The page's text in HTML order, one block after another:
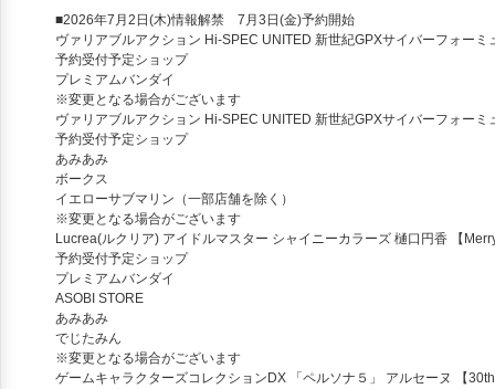
■2026年7月2日(木)情報解禁 7月3日(金)予約開始
ヴァリアブルアクション Hi-SPEC UNITED 新世紀GPXサイバーフォー
予約受付予定ショップ
プレミアムバンダイ
※変更となる場合がございます
ヴァリアブルアクション Hi-SPEC UNITED 新世紀GPXサイバーフォーミ
予約受付予定ショップ
あみあみ
ボークス
イエローサブマリン（一部店舗を除く）
※変更となる場合がございます
Lucrea(ルクリア) アイドルマスター シャイニーカラーズ 樋口円香 【
予約受付予定ショップ
プレミアムバンダイ
ASOBI STORE
あみあみ
でじたみん
※変更となる場合がございます
ゲームキャラクターズコレクションDX 「ペルソナ５」 アルセーヌ 【